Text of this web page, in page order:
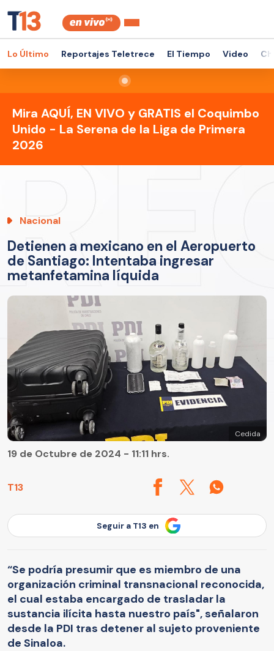
Lo Último Reportajes Teletrece El Tiempo Video
Mira AQUÍ, EN VIVO y GRATIS el Coquimbo
Unido - La Serena de la Liga de Primera
2026
Nacional
Detienen a mexicano en el Aeropuerto
de Santiago: Intentaba ingresar
metanfetamina líquida
Cedida
T13
19 de Octubre de 2024 - 11:11 hrs.
Seguir a T13 en
“Se podría presumir que es miembro de una
organización criminal transnacional reconocida,
el cual estaba encargado de trasladar la
sustancia ilícita hasta nuestro país", señalaron
desde la PDI tras detener al sujeto proveniente
de Sinaloa.